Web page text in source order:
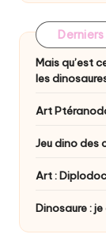
Mais qu’est
les
Art
Jeu dino des
Art :
Dinosaure :